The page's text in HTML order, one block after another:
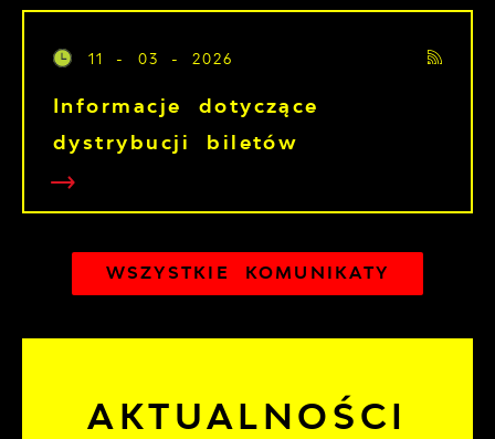
11 - 03 - 2026
Informacje dotyczące
dystrybucji biletów
WSZYSTKIE KOMUNIKATY
AKTUALNOŚCI